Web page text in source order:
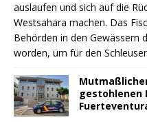
auslaufen und sich auf die
Westsahara machen. Das
Behörden in den Gewässern
worden, um für den
gestohlenen